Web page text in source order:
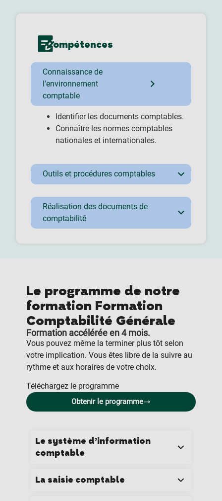
Compétences
Connaissance de
l'environnement
comptable
Identifier les documents comptables.
Connaître les normes comptables
nationales et internationales.
Outils et procédures comptables
Réalisation des documents de
comptabilité
Le programme de notre
formation Formation
Comptabilité Générale
Formation accélérée en 4 mois.
Vous pouvez même la terminer plus tôt selon
votre implication. Vous êtes libre de la suivre au
rythme et aux horaires de votre choix.
Téléchargez le programme
Obtenir le programme
Le système d’information
comptable
La saisie comptable